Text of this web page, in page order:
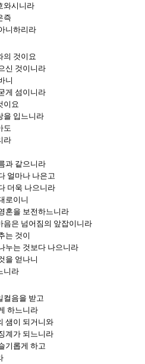
와시니라
즉
니하리라
의 것이요
신 것이니라
니
게 섬이니라
이요
을 입느니라
도
라
과 같으니라
얼마나 나은고
더욱 나으니라
로이니
혼을 보전하느니라
음은 넘어짐의 앞잡이니라
는 것이
누는 것보다 나으니라
을 얻나니
니라
컬음을 받고
하느니라
샘이 되거니와
계가 되느니라
기롭게 하고